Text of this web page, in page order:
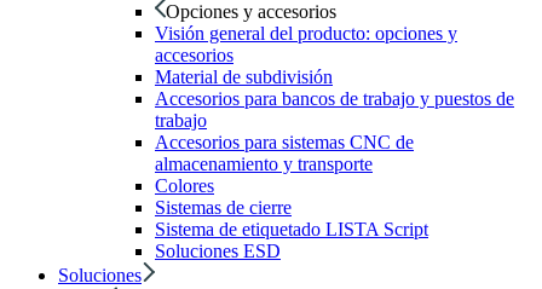
Opciones y accesorios
Visión general del producto: opciones y
accesorios
Material de subdivisión
Accesorios para bancos de trabajo y puestos de
trabajo
Accesorios para sistemas CNC de
almacenamiento y transporte
Colores
Sistemas de cierre
Sistema de etiquetado LISTA Script
Soluciones ESD
Soluciones